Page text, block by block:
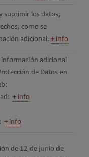
suprimir los datos,
como se
adicional. + info
información adicional
de Datos en
+ info
+ info
de 12 de junio de